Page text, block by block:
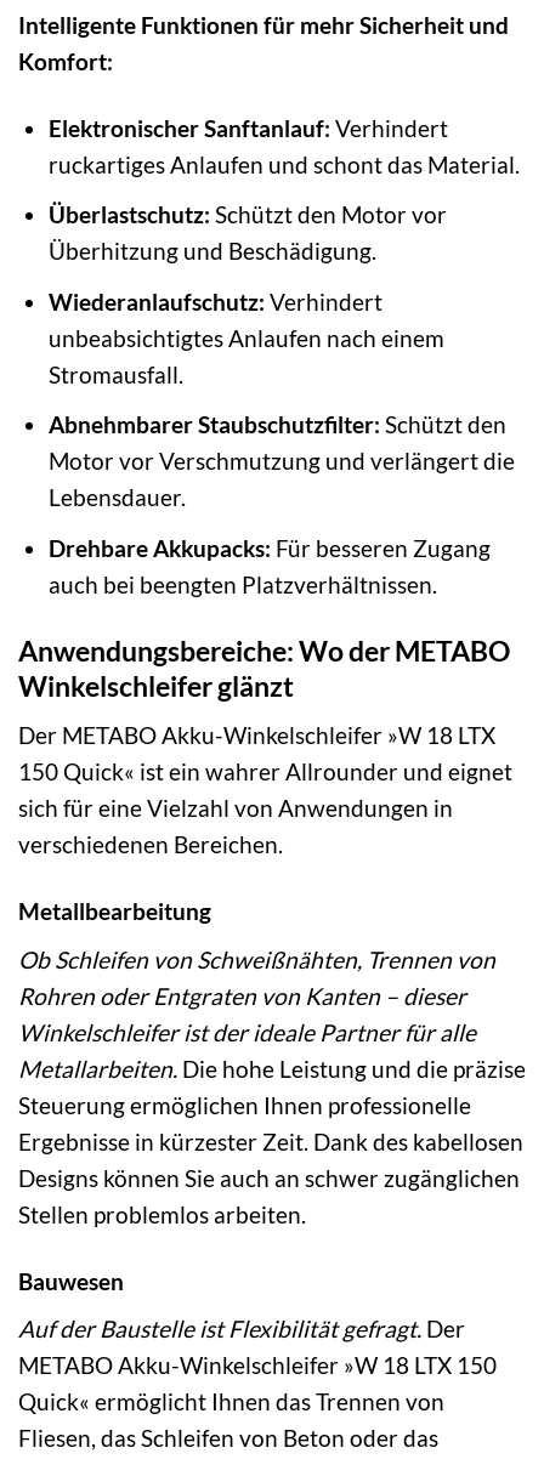
Intelligente Funktionen für mehr Sicherheit und
Komfort:
Elektronischer Sanftanlauf: Verhindert
ruckartiges Anlaufen und schont das Material.
Überlastschutz: Schützt den Motor vor
Überhitzung und Beschädigung.
Wiederanlaufschutz: Verhindert
unbeabsichtigtes Anlaufen nach einem
Stromausfall.
Abnehmbarer Staubschutzfilter: Schützt den
Motor vor Verschmutzung und verlängert die
Lebensdauer.
Drehbare Akkupacks: Für besseren Zugang
auch bei beengten Platzverhältnissen.
Anwendungsbereiche: Wo der METABO
Winkelschleifer glänzt
Der METABO Akku-Winkelschleifer »W 18 LTX
150 Quick« ist ein wahrer Allrounder und eignet
sich für eine Vielzahl von Anwendungen in
verschiedenen Bereichen.
Metallbearbeitung
Ob Schleifen von Schweißnähten, Trennen von
Rohren oder Entgraten von Kanten – dieser
Winkelschleifer ist der ideale Partner für alle
Metallarbeiten. Die hohe Leistung und die präzise
Steuerung ermöglichen Ihnen professionelle
Ergebnisse in kürzester Zeit. Dank des kabellosen
Designs können Sie auch an schwer zugänglichen
Stellen problemlos arbeiten.
Bauwesen
Auf der Baustelle ist Flexibilität gefragt. Der
METABO Akku-Winkelschleifer »W 18 LTX 150
Quick« ermöglicht Ihnen das Trennen von
Fliesen, das Schleifen von Beton oder das